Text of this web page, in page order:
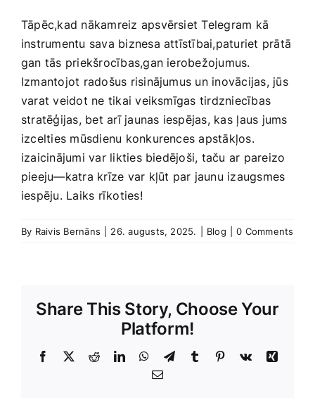
Tāpēc,kad nākamreiz apsvērsiet Telegram kā
instrumentu sava biznesa attīstībai,paturiet prātā
gan tās ​priekšrocības,gan ierobežojumus.
Izmantojot radošus risinājumus un inovācijas, jūs
varat veidot ne tikai veiksmīgas tirdzniecības
stratēģijas, bet arī jaunas iespējas, kas ⁢ļaus jums
izcelties mūsdienu konkurences apstākļos.
izaicinājumi var likties biedējoši, taču ar pareizo
pieeju—katra krīze var kļūt par jaunu izaugsmes
iespēju. Laiks rīkoties!
By Raivis Bernāns 26. augusts, 2025. Blog 0 Comments
Share This Story, Choose Your
Platform!
Facebook
X RedditLinkedInWhatsApp
TelegramTumblr Pinterest
Vk
Xing
E-